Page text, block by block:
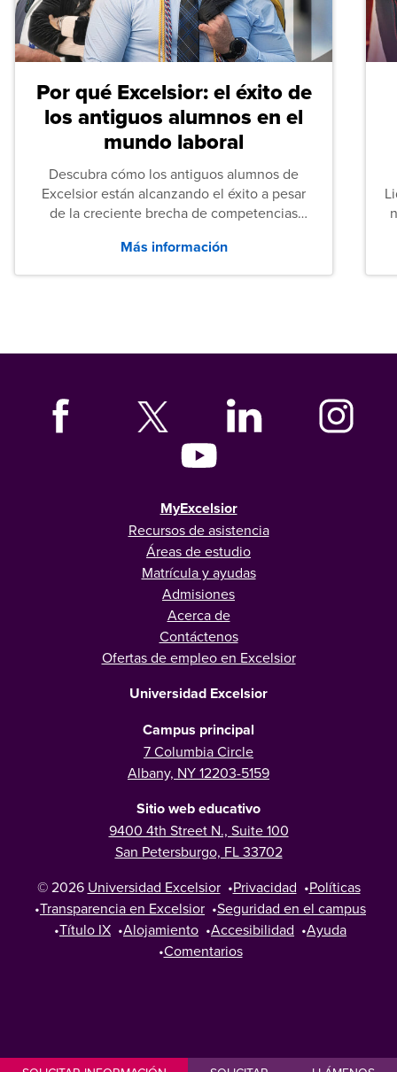
Por qué Excelsior: el éxito de
los antiguos alumnos en el
mundo laboral
Descubra cómo los antiguos alumnos de
Excelsior están alcanzando el éxito a pesar
de la creciente brecha de competencias
tanto las empresas como los recién
graduados en todo Estados Unidos.
Más información
MyExcelsior
Recursos de asistencia
Áreas de estudio
Matrícula y ayudas
Admisiones
Acerca de
Contáctenos
Ofertas de empleo en Excelsior
Universidad Excelsior
Campus principal
7 Columbia Circle
Albany, NY 12203-5159
Sitio web educativo
9400 4th Street N., Suite 100
San Petersburgo, FL 33702
© 2026 Universidad Excelsior •Privacidad •Políticas
•Transparencia en Excelsior •Seguridad en el campus
•Título IX •Alojamiento •Accesibilidad •Ayuda
•Comentarios